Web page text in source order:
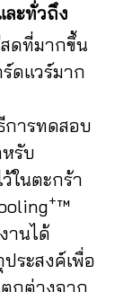
ละทั่วถึง
ดที่มากขึ้น
ดแวร์มาก
การทดสอบ
หรับ
ในตะกร้า
+™
านได้
ระสงค์เพื่อ
กต่างจาก